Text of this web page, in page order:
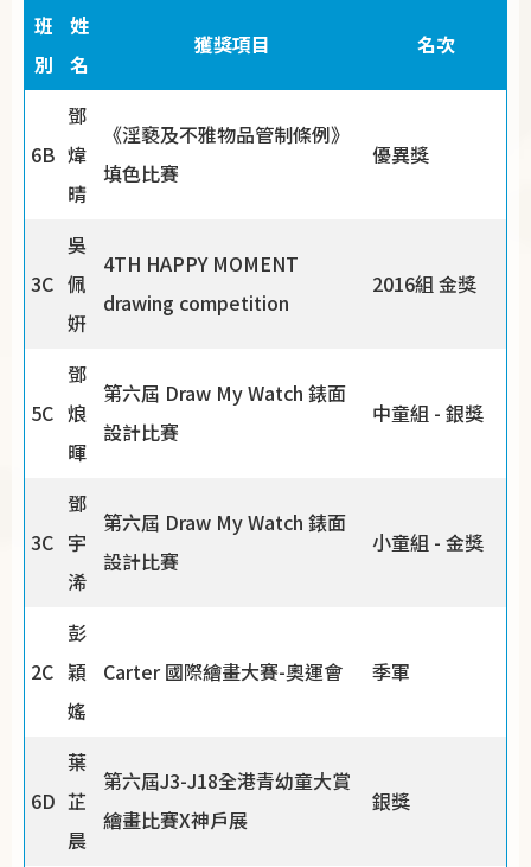
班
別
姓
名
獲獎項目 名次
6B
鄧
煒
晴
《淫褻及不雅物品管制條例》
填色比賽
優異獎
3C
吳
佩
姸
4TH HAPPY MOMENT
drawing competition
2016組 金獎
5C
鄧
烺
暉
第六屆 Draw My Watch 錶面
設計比賽
中童組 - 銀獎
3C
鄧
宇
浠
第六屆 Draw My Watch 錶面
設計比賽
小童組 - 金獎
2C
彭
穎
媱
Carter 國際繪畫大賽-奧運會 季軍
6D
葉
芷
晨
第六屆J3-J18全港青幼童大賞
繪畫比賽X神戶展
銀獎